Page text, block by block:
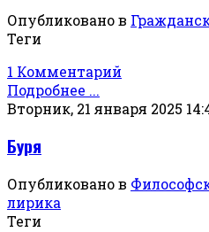
Опубликовано в
Теги
1 Комментарий
Подробнее ...
Вторник, 21 января 2025
Буря
Опубликовано в
лирика
Теги